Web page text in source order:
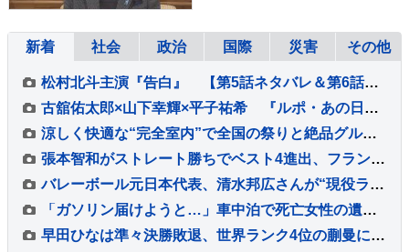
新着 社会 政治 国際 災害 その他
松村北斗主演『告白』 【第5話ネタバレ＆第6話あらすじ】解禁！ 「新場面写真7点」も！！
古舘佑太郎×山下幸輝×平子祐希 『ルポ・あの日の真実』#5 古舘「気づけば熱く語っていました」
涼しく快適な“完全室内”で全国の祭りと絶品グルメを堪能！ 「MATSURI JAPAN 2026」
張本智和がストレート勝ちでベスト4進出、フランスの強豪を圧倒、大会連覇まであと2つ【WTTチャンピオンズ横浜】
バレーボール元日本代表、清水邦広さんが“現役ラストプレー”「疲れたわ～選手ってすごい」引退記念試合で豪華メンバーも集結
「ガソリン届けようと…」車中泊で死亡女性の遺族が胸中語る 熊本地震“見えづらい避難者”どう支えるか “要配慮者”避難の現状 子どもの心ケアする医師も【報道特集】
早田ひなは準々決勝敗退、世界ランク4位の蒯曼に屈す 卓球王国・中国の高い壁を越えられず【WTTチャンピオンズ横浜】